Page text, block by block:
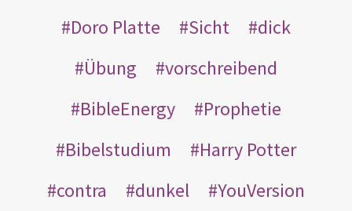
Doro Platte
Sicht
dick
Übung
vorschreibend
BibleEnergy
Prophetie
Bibelstudium
Harry Potter
contra
dunkel
YouVersion